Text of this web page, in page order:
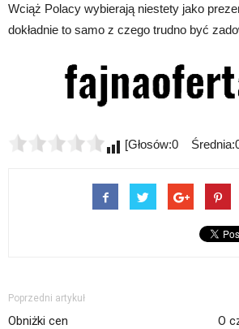
Wciąż Polacy wybierają niestety jako
dokładnie to samo z czego trudno być
[Głosów:0
Poprzedni artykuł
Obniżki cen
O